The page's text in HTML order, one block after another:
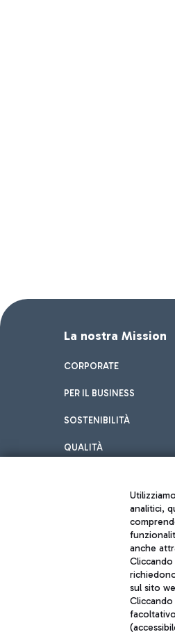
La nostra Mission
CORPORATE
PER IL BUSINESS
SOSTENIBILITÀ
QUALITÀ
Aeroporti di Roma S.p.A. -
Codice fiscale e Registro delle
Capitale sociale 62.224.743,00
Sede legale: Via Pier Paolo
analitici,
anche
Cliccando
sul sito